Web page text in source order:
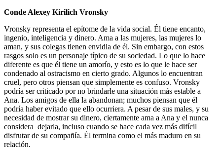
Conde Alexey Kirilich Vronsky
Vronsky representa el epítome de la vida social. Él tiene encanto,
ingenio, inteligencia y dinero. Ama a las mujeres, las mujeres lo
aman, y sus colegas tienen envidia de él. Sin embargo, con estos
rasgos solo es un personaje típico de su sociedad. Lo que lo hace
diferente es que él tiene un amorío, y esto es lo que le hace ser
condenado al ostracismo en cierto grado. Algunos lo encuentran
cruel, pero otros piensan que simplemente es confuso. Vronsky
podría ser criticado por no brindarle una situación más estable a
Ana. Los amigos de ella la abandonan; muchos piensan que él
podría haber evitado que ello ocurriera. A pesar de sus males, y su
necesidad de mostrar su dinero, ciertamente ama a Ana y el nunca
considera dejarla, incluso cuando se hace cada vez más difícil
disfrutar de su compañía. Él termina como el más maduro en su
relación.